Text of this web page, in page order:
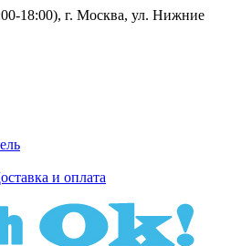
18:00), г. Москва, ул. Нижние
и оплата